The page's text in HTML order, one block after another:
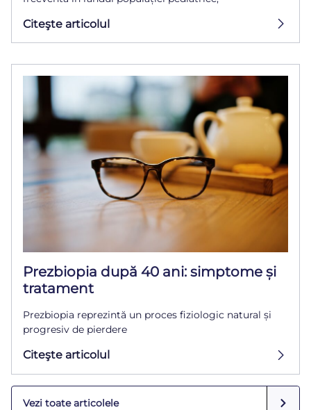
Citeşte articolul
Prezbiopia după 40 ani: simptome și
tratament
Prezbiopia reprezintă un proces fiziologic natural și
progresiv de pierdere
Citeşte articolul
Vezi toate articolele